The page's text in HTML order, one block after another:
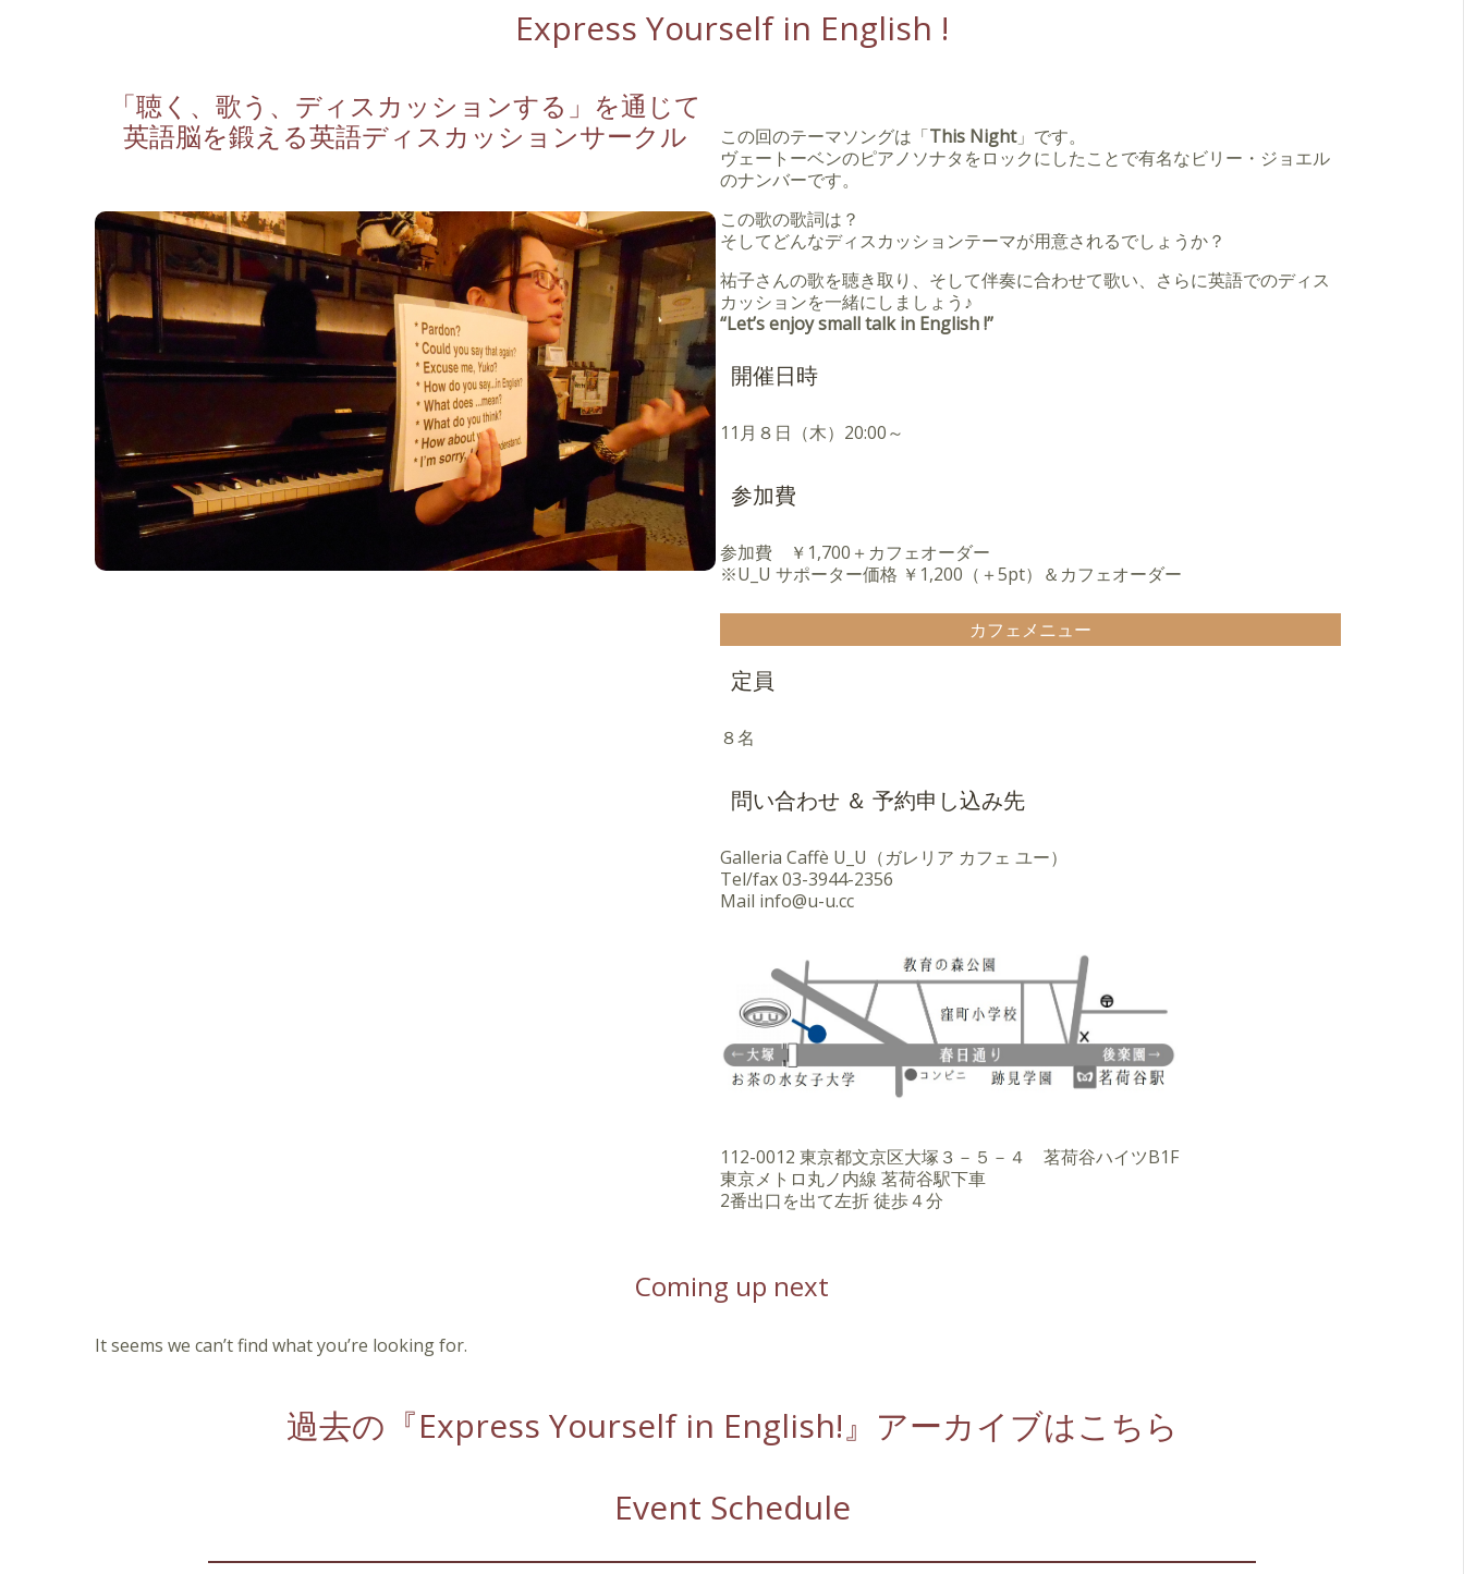
Express Yourself in English !
「聴く、歌う、ディスカッションする」を通じて
英語脳を鍛える英語ディスカッションサークル
この回のテーマソングは「This Night」です。
ヴェートーベンのピアノソナタをロックにしたことで有名なビリー・ジョエル
のナンバーです。
この歌の歌詞は？
そしてどんなディスカッションテーマが用意されるでしょうか？
祐子さんの歌を聴き取り、そして伴奏に合わせて歌い、さらに英語でのディス
カッションを一緒にしましょう♪
“Let’s enjoy small talk in English !”
開催日時
11月８日（木）20:00～
参加費
参加費 ￥1,700＋カフェオーダー
※U_U サポーター価格 ￥1,200（＋5pt）＆カフェオーダー
カフェメニュー
定員
８名
問い合わせ ＆ 予約申し込み先
Galleria Caffè U_U（ガレリア カフェ ユー）
Tel/fax03-3944-2356
Mail info@u-u.cc
112-0012 東京都文京区大塚３－５－４ 茗荷谷ハイツB1F
東京メトロ丸ノ内線 茗荷谷駅下車
2番出口を出て左折 徒歩４分
Coming up next
It seems we can’t find what you’re looking for.
過去の『Express Yourself in English!』アーカイブはこちら
Event Schedule